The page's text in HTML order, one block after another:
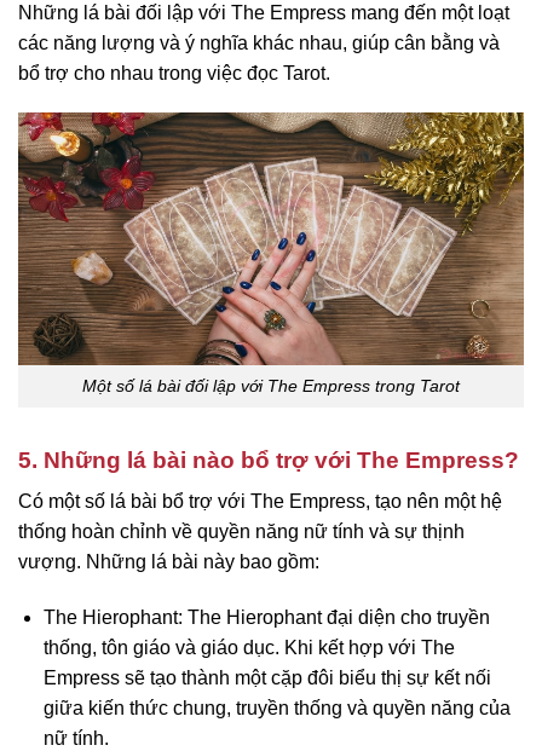
Những lá bài đối lập với The Empress mang đến một loạt
các năng lượng và ý nghĩa khác nhau, giúp cân bằng và
bổ trợ cho nhau trong việc đọc Tarot.
Một số lá bài đối lập với The Empress trong Tarot
5. Những lá bài nào bổ trợ với The Empress?
Có một số lá bài bổ trợ với The Empress, tạo nên một hệ
thống hoàn chỉnh về quyền năng nữ tính và sự thịnh
vượng. Những lá bài này bao gồm:
The Hierophant: The Hierophant đại diện cho truyền
thống, tôn giáo và giáo dục. Khi kết hợp với The
Empress sẽ tạo thành một cặp đôi biểu thị sự kết nối
giữa kiến thức chung, truyền thống và quyền năng của
nữ tính.